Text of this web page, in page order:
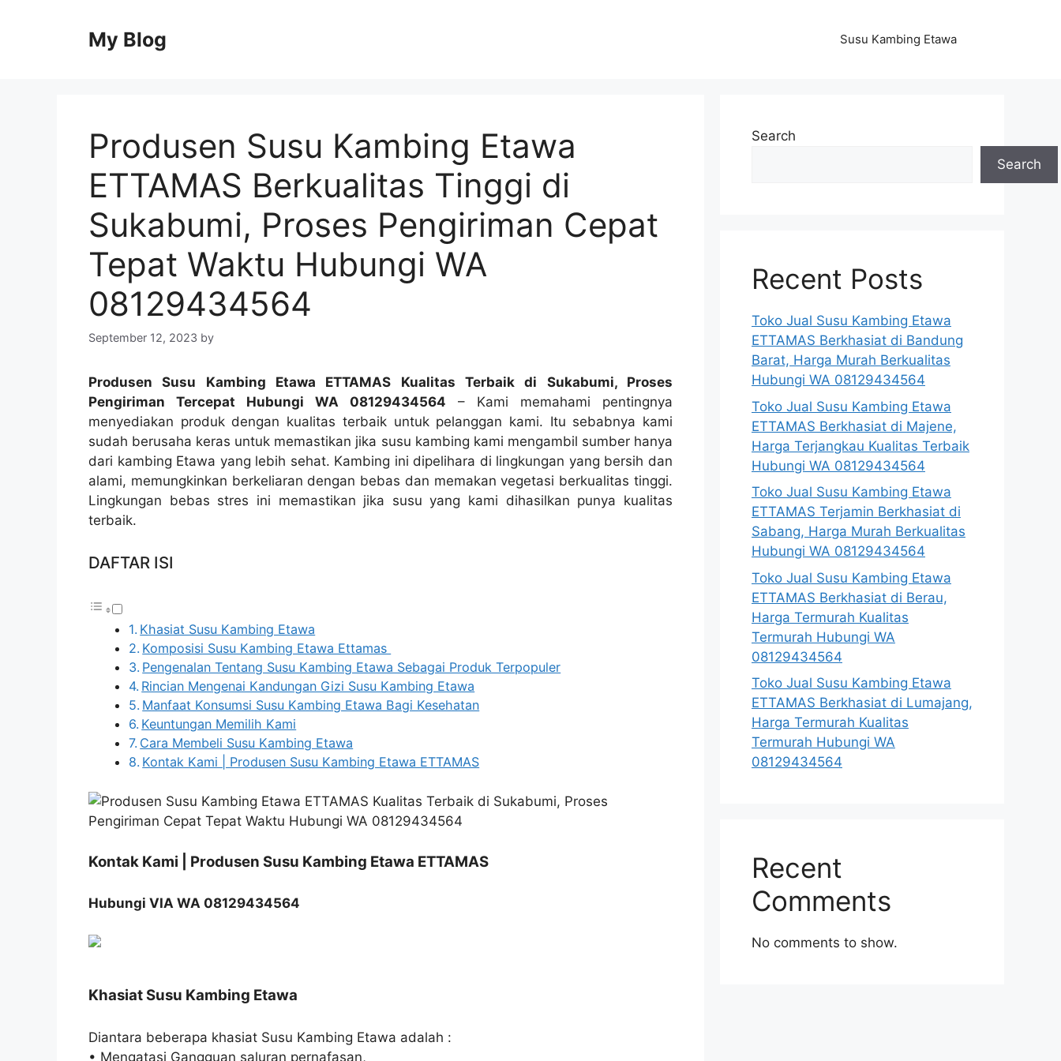
My Blog Susu Kambing Etawa
Produsen Susu Kambing Etawa
ETTAMAS Berkualitas Tinggi di
Sukabumi, Proses Pengiriman Cepat
Tepat Waktu Hubungi WA
08129434564
September 12, 2023 by
Produsen Susu Kambing Etawa ETTAMAS Kualitas Terbaik di Sukabumi, Proses
Pengiriman Tercepat Hubungi WA 08129434564 – Kami memahami pentingnya
menyediakan produk dengan kualitas terbaik untuk pelanggan kami. Itu sebabnya kami
sudah berusaha keras untuk memastikan jika susu kambing kami mengambil sumber hanya
dari kambing Etawa yang lebih sehat. Kambing ini dipelihara di lingkungan yang bersih dan
alami, memungkinkan berkeliaran dengan bebas dan memakan vegetasi berkualitas tinggi.
Lingkungan bebas stres ini memastikan jika susu yang kami dihasilkan punya kualitas
terbaik.
DAFTAR ISI
Khasiat Susu Kambing Etawa
Komposisi Susu Kambing Etawa Ettamas
Pengenalan Tentang Susu Kambing Etawa Sebagai Produk Terpopuler
Rincian Mengenai Kandungan Gizi Susu Kambing Etawa
Manfaat Konsumsi Susu Kambing Etawa Bagi Kesehatan
Keuntungan Memilih Kami
Cara Membeli Susu Kambing Etawa
Kontak Kami | Produsen Susu Kambing Etawa ETTAMAS
Kontak Kami | Produsen Susu Kambing Etawa ETTAMAS
Hubungi VIA WA 08129434564
Khasiat Susu Kambing Etawa
Diantara beberapa khasiat Susu Kambing Etawa adalah :
• Mengatasi Gangguan saluran pernafasan,
Search
Search
Recent Posts
Toko Jual Susu Kambing Etawa
ETTAMAS Berkhasiat di Bandung
Barat, Harga Murah Berkualitas
Hubungi WA 08129434564
Toko Jual Susu Kambing Etawa
ETTAMAS Berkhasiat di Majene,
Harga Terjangkau Kualitas Terbaik
Hubungi WA 08129434564
Toko Jual Susu Kambing Etawa
ETTAMAS Terjamin Berkhasiat di
Sabang, Harga Murah Berkualitas
Hubungi WA 08129434564
Toko Jual Susu Kambing Etawa
ETTAMAS Berkhasiat di Berau,
Harga Termurah Kualitas
Termurah Hubungi WA
08129434564
Toko Jual Susu Kambing Etawa
ETTAMAS Berkhasiat di Lumajang,
Harga Termurah Kualitas
Termurah Hubungi WA
08129434564
Recent
Comments
No comments to show.